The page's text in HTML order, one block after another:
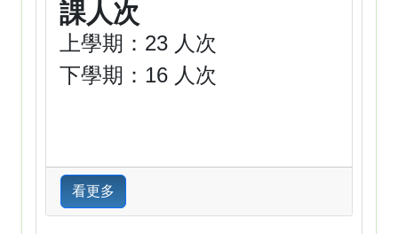
課人次
上學期：23 人次
下學期：16 人次
看更多